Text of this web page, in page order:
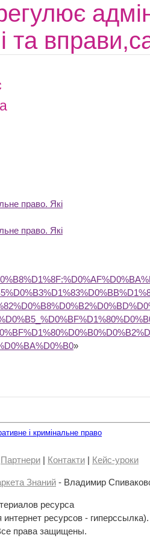
та
право. Які
право. Які
»
і кримінальне право
Партнери | Контакти | Кейс-уроки
Знаний - Владимир
ресурса
ресурсов - гиперссылка).
права защищены.